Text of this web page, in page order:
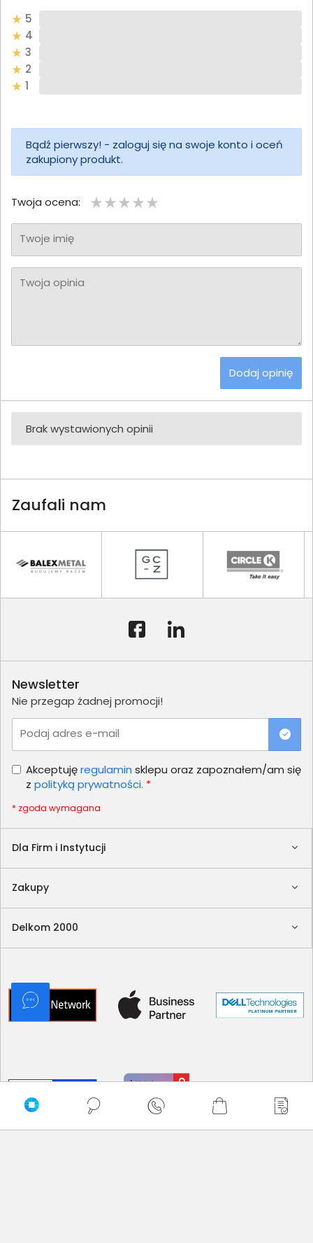
5
4
3
2
1
Bądź pierwszy! - zaloguj się na swoje konto i oceń
zakupiony produkt.
Twoja ocena:
Twoje imię
Twoja opinia
Dodaj opinię
Brak wystawionych opinii
Zaufali nam
Dla Firm i Instytucji
Zakupy
Delkom 2000
Newsletter
Nie przegap żadnej promocji!
Podaj adres e-mail
Akceptujęregulamin sklepu oraz zapoznałem/am się
z polityką prywatności. *
* zgoda wymagana